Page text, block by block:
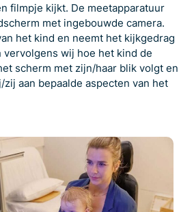
filmpje kijkt. De meetapparatuur
met ingebouwde camera.
het kind en neemt het kijkgedrag
vervolgens wij hoe het kind de
scherm met zijn/haar blik volgt en
aan bepaalde aspecten van het